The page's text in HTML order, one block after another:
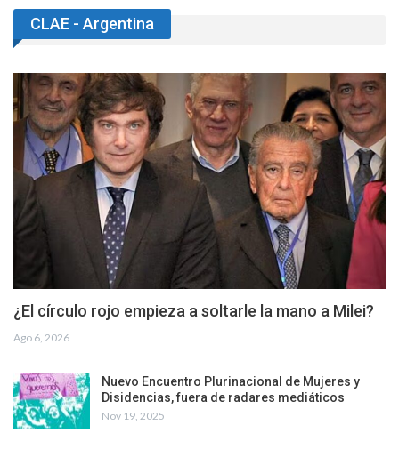
CLAE - Argentina
¿El círculo rojo empieza a soltarle la mano a Milei?
Ago 6, 2026
Nuevo Encuentro Plurinacional de Mujeres y
Disidencias, fuera de radares mediáticos
Nov 19, 2025